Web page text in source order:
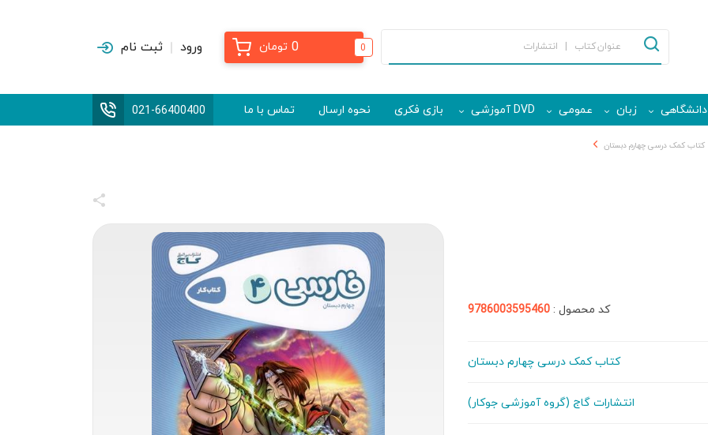
0
0 تومان ورود ثبت نام
دانشگاهی زبان عمومی DVD آموزشی بازی فکری نحوه ارسال تماس با ما 021-66400400
کتاب کمک درسی چهارم دبستان
کد محصول : 9786003595460
کتاب کمک درسی چهارم دبستان
انتشارات گاج (گروه آموزشی جوکار)